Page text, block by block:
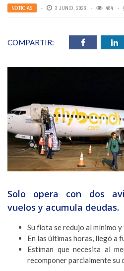
NOTICIAS 3 JUNIO, 2026 484
COMPARTIR:
Solo opera con dos
vuelos y acumula deudas.
Su flota se redujo al mínimo
En las últimas horas, llegó a
Estiman que necesita al
recomponer parcialmente su